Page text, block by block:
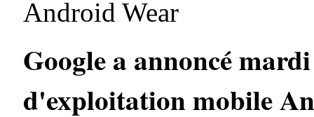
Google a annoncé
d'exploitation mobile